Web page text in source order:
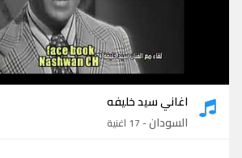
كلمات اغاني سيد خليفه
اغاني سيد خليفه
السودان- 17 اغنية